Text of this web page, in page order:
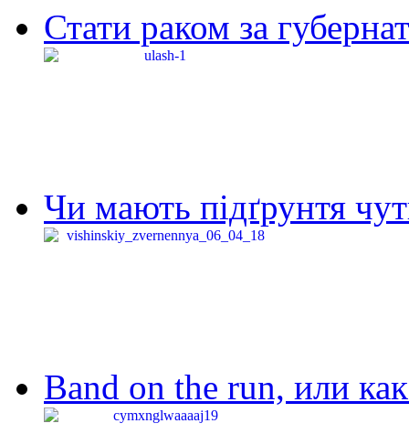
Стати раком за
Чи мають підґрунтя
Band on the run, или